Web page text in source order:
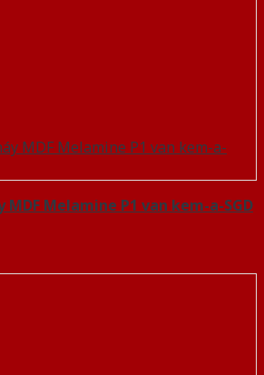
MDF Melamine P1 van kem-a-SGD